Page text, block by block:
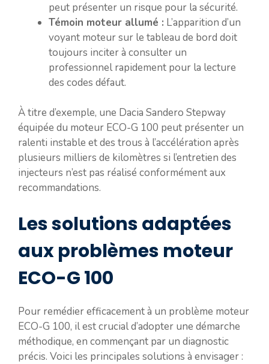
peut présenter un risque pour la sécurité.
Témoin moteur allumé : L’apparition d’un
voyant moteur sur le tableau de bord doit
toujours inciter à consulter un
professionnel rapidement pour la lecture
des codes défaut.
À titre d’exemple, une Dacia Sandero Stepway
équipée du moteur ECO-G 100 peut présenter un
ralenti instable et des trous à l’accélération après
plusieurs milliers de kilomètres si l’entretien des
injecteurs n’est pas réalisé conformément aux
recommandations.
Les solutions adaptées
aux problèmes moteur
ECO-G 100
Pour remédier efficacement à un problème moteur
ECO-G 100, il est crucial d’adopter une démarche
méthodique, en commençant par un diagnostic
précis. Voici les principales solutions à envisager :